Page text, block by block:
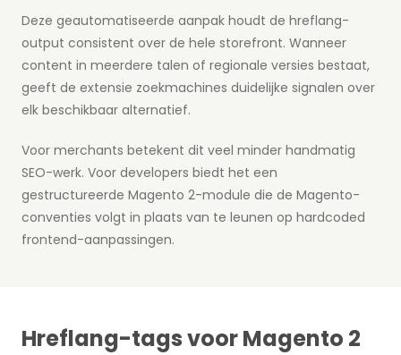
Deze geautomatiseerde aanpak houdt de hreflang-
output consistent over de hele storefront. Wanneer
content in meerdere talen of regionale versies bestaat,
geeft de extensie zoekmachines duidelijke signalen over
elk beschikbaar alternatief.
Voor merchants betekent dit veel minder handmatig
SEO-werk. Voor developers biedt het een
gestructureerde Magento 2-module die de Magento-
conventies volgt in plaats van te leunen op hardcoded
frontend-aanpassingen.
Hreflang-tags voor Magento 2